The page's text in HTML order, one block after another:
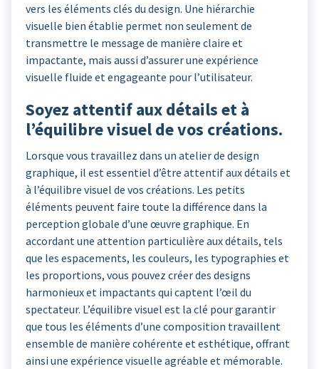
vers les éléments clés du design. Une hiérarchie
visuelle bien établie permet non seulement de
transmettre le message de manière claire et
impactante, mais aussi d’assurer une expérience
visuelle fluide et engageante pour l’utilisateur.
Soyez attentif aux détails et à
l’équilibre visuel de vos créations.
Lorsque vous travaillez dans un atelier de design
graphique, il est essentiel d’être attentif aux détails et
à l’équilibre visuel de vos créations. Les petits
éléments peuvent faire toute la différence dans la
perception globale d’une œuvre graphique. En
accordant une attention particulière aux détails, tels
que les espacements, les couleurs, les typographies et
les proportions, vous pouvez créer des designs
harmonieux et impactants qui captent l’œil du
spectateur. L’équilibre visuel est la clé pour garantir
que tous les éléments d’une composition travaillent
ensemble de manière cohérente et esthétique, offrant
ainsi une expérience visuelle agréable et mémorable.